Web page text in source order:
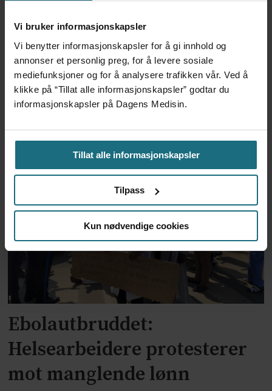
Vi bruker informasjonskapsler
Vi benytter informasjonskapsler for å gi innhold og
annonser et personlig preg, for å levere sosiale
mediefunksjoner og for å analysere trafikken vår. Ved å
klikke på “Tillat alle informasjonskapsler” godtar du
informasjonskapsler på Dagens Medisin.
Tillat alle informasjonskapsler
Tilpass
Kun nødvendige cookies
Har halvert reinnleggelser
etter pilotprosjekt
Ebolautbruddet:
Helsearbeidere protesterer
mot manglende lønn